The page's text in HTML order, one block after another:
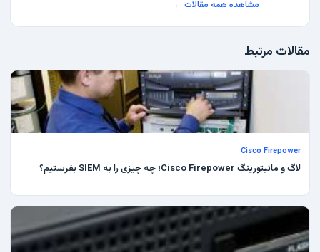
مشاهده همه مقالات ←
مقالات مرتبط
Cisco Firepower
لاگ و مانیتورینگ Cisco Firepower؛ چه چیزی را به SIEM بفرستیم؟